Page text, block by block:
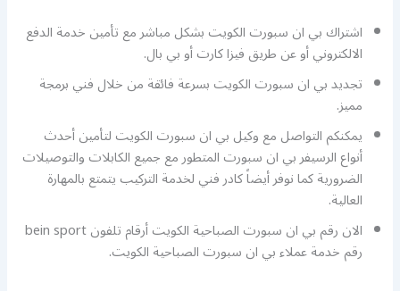
اشتراك بي ان سبورت الكويت بشكل مباشر مع تأمين خدمة الدفع
الالكتروني أو عن طريق فيزا كارت أو بي بال.
تجديد بي ان سبورت الكويت بسرعة فائقة من خلال فني برمجة
مميز.
يمكنكم التواصل مع وكيل بي ان سبورت الكويت لتأمين أحدث
أنواع الرسيفر بي ان سبورت المتطور مع جميع الكابلات والتوصيلات
الضرورية كما نوفر أيضاً كادر فني لخدمة التركيب يتمتع بالمهارة
العالية.
الان رقم بي ان سبورت الصباحية الكويت أرقام تلفون bein sport
رقم خدمة عملاء بي ان سبورت الصباحية الكويت.